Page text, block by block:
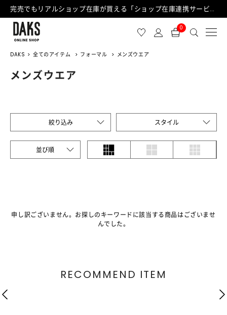
完売でもリアルショップ在庫が買える「ショップ在庫連携サービス」が日中もご利用可能になりました！
0
DAKS 全てのアイテム フォーマル メンズウエア
メンズウエア
絞り込み スタイル
並び順
申し訳ございません。お探しのキーワードに該当する商品はございませ
んでした。
RECOMMEND ITEM